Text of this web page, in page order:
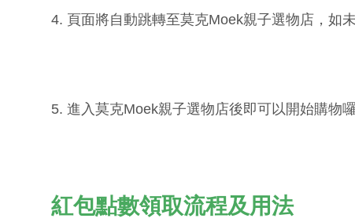
4. 頁面將自動跳轉至莫克Moek親子選物店 ，如
5. 進入莫克Moek親子選物店後即可以開始購物囉
紅包點數領取流程及用法